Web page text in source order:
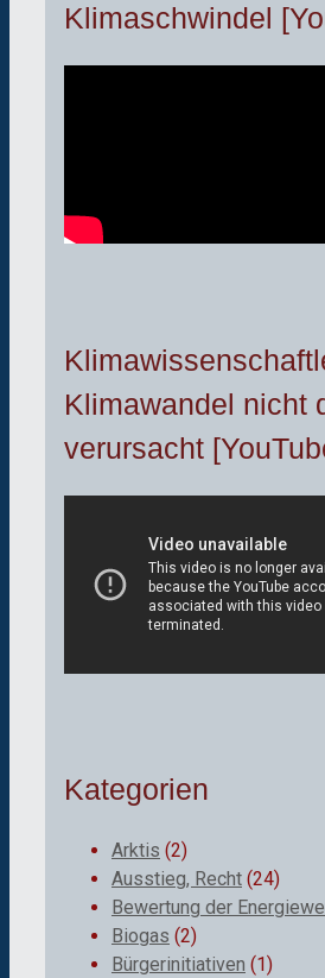
Klimaschwindel
Klimawandel nicht
verursacht
Kategorien
Arktis (2)
Ausstieg, Recht (24)
Bewertung der
Biogas (2)
Bürgerinitiativen (1)